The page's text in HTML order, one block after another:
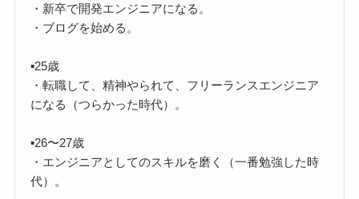
・新卒で開発エンジニアになる。
・ブログを始める。
▪️25歳
・転職して、精神やられて、フリーランスエンジニア
になる（つらかった時代）。
▪️26〜27歳
・エンジニアとしてのスキルを磨く（一番勉強した時
代）。